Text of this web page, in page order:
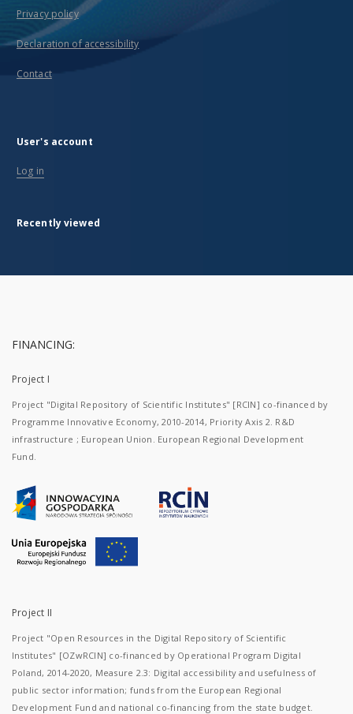
Privacy policy
Declaration of accessibility
Contact
User's account
Log in
Recently viewed
FINANCING:
Project I
Project "Digital Repository of Scientific Institutes" [RCIN] co-financed by
Programme Innovative Economy, 2010-2014, Priority Axis 2. R&D
infrastructure ; European Union. European Regional Development
Fund.
Project II
Project "Open Resources in the Digital Repository of Scientific
Institutes" [OZwRCIN] co-financed by Operational Program Digital
Poland, 2014-2020, Measure 2.3: Digital accessibility and usefulness of
public sector information; funds from the European Regional
Development Fund and national co-financing from the state budget.